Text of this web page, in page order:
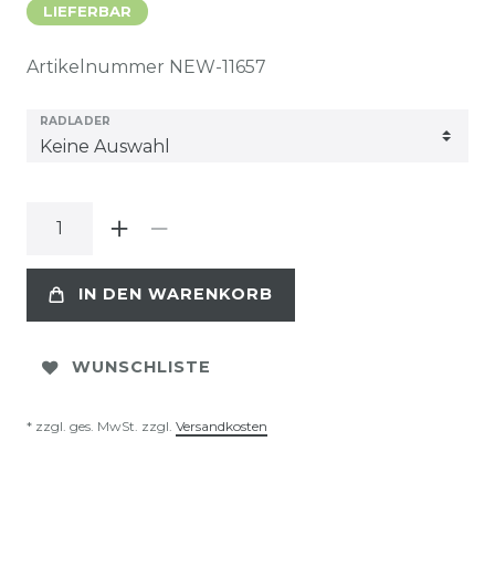
LIEFERBAR
Artikelnummer NEW-11657
RADLADER
IN DEN WARENKORB
WUNSCHLISTE
* zzgl. ges. MwSt. zzgl. Versandkosten